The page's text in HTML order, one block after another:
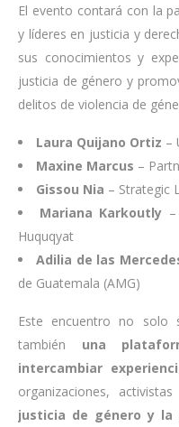
El evento contará con la
y líderes en justicia y
sus conocimientos y
justicia de género y
delitos de violencia de
Laura Quijano Ortiz –
Maxine Marcus –
Gissou Nia – Strategic
Mariana Karkoutly
Huquqyat
Adilia de las
de Guatemala (AMG)
Este encuentro no solo
también una
intercambiar
organizaciones,
justicia de género y la